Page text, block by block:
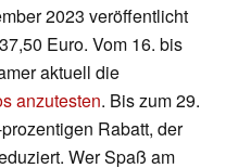
2023 veröffentlicht
Euro. Vom 16. bis
aktuell die
anzutesten. Bis zum 29.
Rabatt, der
Wer Spaß am